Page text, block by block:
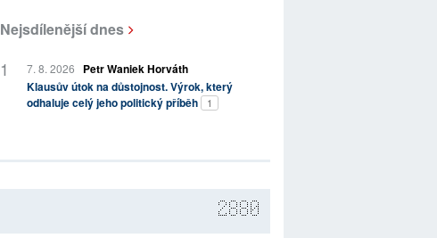
Nejsdílenější dnes
7. 8. 2026
Petr Waniek Horváth
Klausův útok na důstojnost. Výrok, který
odhaluje celý jeho politický příběh
1
2880